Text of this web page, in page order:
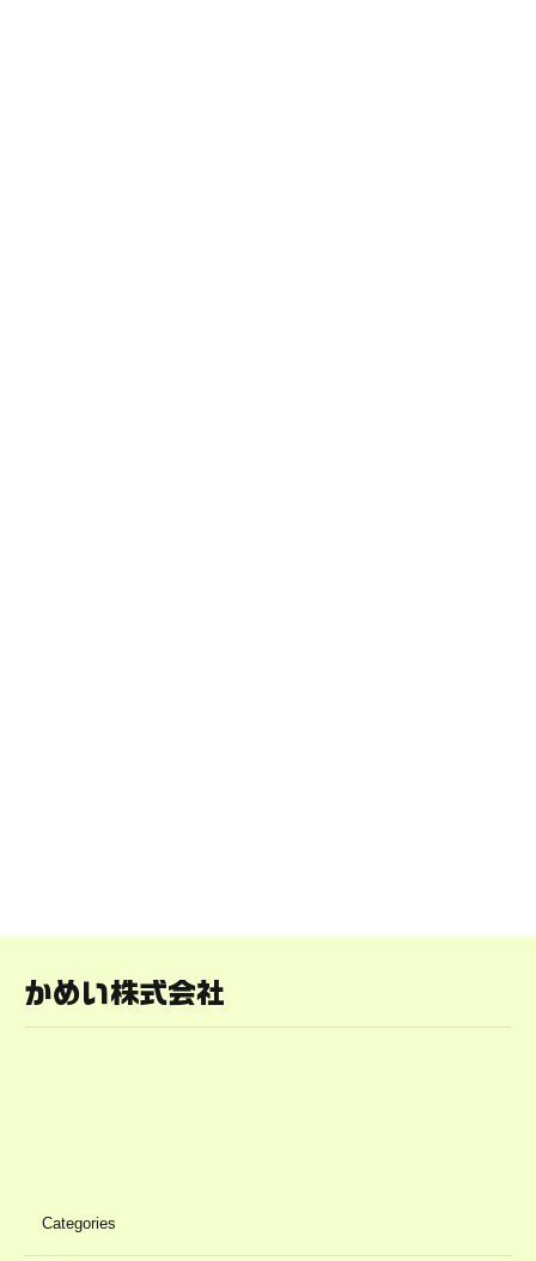
かめい株式会社
Categories